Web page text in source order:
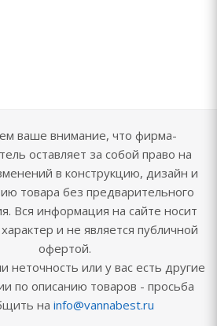
ваше внимание, что фирма-
оставляет за собой право на
в конструкцию, дизайн и
товара без предварительного
Вся информация на сайте носит
и не является публичной
офертой.
неточность или у вас есть другие
по описанию товаров - просьба
на info@vannabest.ru